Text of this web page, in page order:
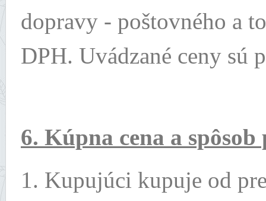
dopravy - poštovného a
DPH. Uvádzané ceny sú
6. Kúpna cena a
1. Kupujúci kupuje od